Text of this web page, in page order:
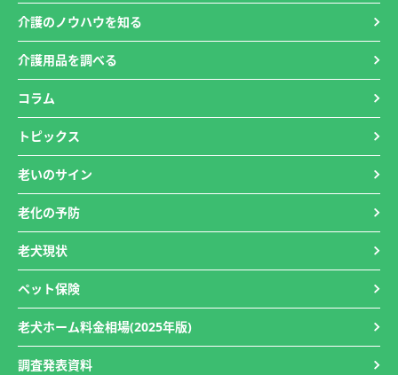
介護のノウハウを知る
介護用品を調べる
コラム
トピックス
老いのサイン
老化の予防
老犬現状
ペット保険
老犬ホーム料金相場(2025年版)
調査発表資料